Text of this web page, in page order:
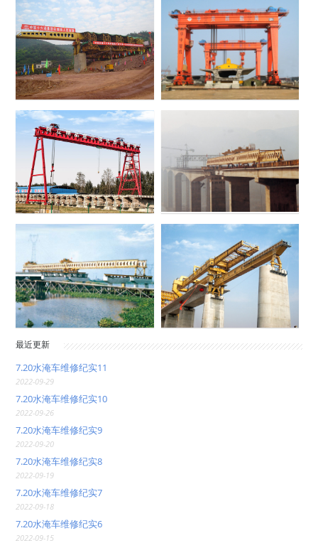
最近更新
7.20水淹车维修纪实11
2022-09-29
7.20水淹车维修纪实10
2022-09-26
7.20水淹车维修纪实9
2022-09-20
7.20水淹车维修纪实8
2022-09-19
7.20水淹车维修纪实7
2022-09-18
7.20水淹车维修纪实6
2022-09-15